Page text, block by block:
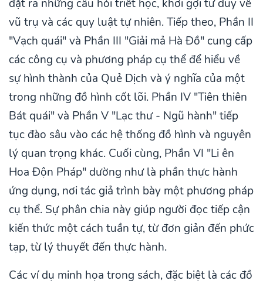
đặt ra những câu hỏi triết học, khơi gợi tư duy về
vũ trụ và các quy luật tự nhiên. Tiếp theo, Phần II
"Vạch quái" và Phần III "Giải mả Hà Đồ" cung cấp
các công cụ và phương pháp cụ thể để hiểu về
sự hình thành của Quẻ Dịch và ý nghĩa của một
trong những đồ hình cốt lõi. Phần IV "Tiên thiên
Bát quái" và Phần V "Lạc thư - Ngũ hành" tiếp
tục đào sâu vào các hệ thống đồ hình và nguyên
lý quan trọng khác. Cuối cùng, Phần VI "Li ên
Hoa Độn Pháp" dường như là phần thực hành
ứng dụng, nơi tác giả trình bày một phương pháp
cụ thể. Sự phân chia này giúp người đọc tiếp cận
kiến thức một cách tuần tự, từ đơn giản đến phức
tạp, từ lý thuyết đến thực hành.
Các ví dụ minh họa trong sách, đặc biệt là các đồ